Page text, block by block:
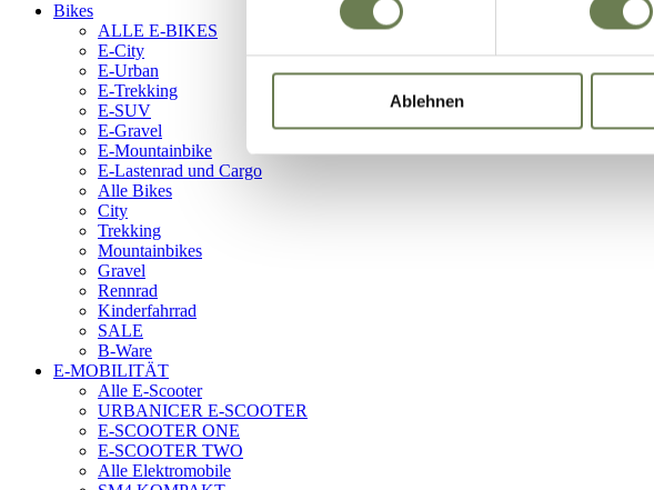
Ihre Daten zugreifen und dabei weder
Ablehnen
Bikes
ALLE E-BIKES
E-City
E-Urban
E-Trekking
E-SUV
E-Gravel
E-Mountainbike
E-Lastenrad und Cargo
Alle Bikes
City
Trekking
Mountainbikes
Gravel
Rennrad
Kinderfahrrad
SALE
B-Ware
E-MOBILITÄT
Alle E-Scooter
URBANICER E-SCOOTER
E-SCOOTER ONE
E-SCOOTER TWO
Alle Elektromobile